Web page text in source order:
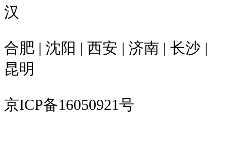
汉
合肥 | 沈阳 | 西安 | 济南 | 长沙 |
昆明
京ICP备16050921号